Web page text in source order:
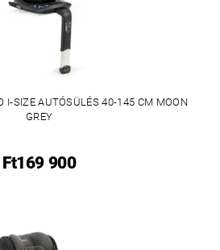
I-SIZE AUTÓSÜLÉS 40-145 CM MOON
GREY
Ft169 900